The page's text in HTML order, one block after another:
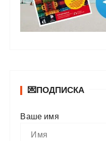
💌ПОДПИСКА
Ваше имя